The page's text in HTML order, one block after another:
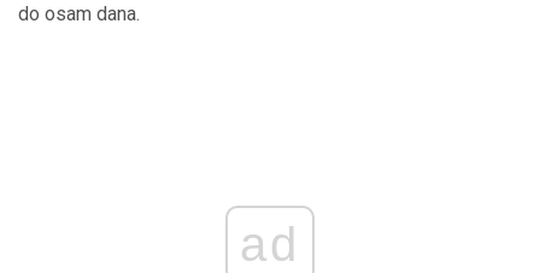
do osam dana.
ad